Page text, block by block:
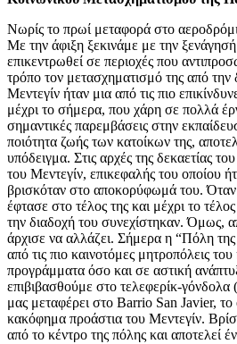
Νωρίς το πρωί μεταφορά στο
Με την άφιξη ξεκινάμε με την
επικεντρωθεί σε περιοχές που
τρόπο τον μετασχηματισμό της από την
Μεντεγίν ήταν μια από τις πιο
μέχρι το σήμερα, που χάρη σε πολλά
σημαντικές παρεμβάσεις στην
ποιότητα ζωής των κατοίκων της,
υπόδειγμα. Στις αρχές της δεκαετίας
του Μεντεγίν, επικεφαλής του οποίου
βρισκόταν στο αποκορύφωμά του.
έφτασε στο τέλος της και μέχρι το τέλος
την διαδοχή του συνεχίστηκαν. Όμως,
άρχισε να αλλάζει. Σήμερα η “Πόλη της
από τις πιο καινοτόμες μητροπόλεις
προγράμματα όσο και σε αστική
επιβιβασθούμε στο τελεφερίκ-
μας μεταφέρει στο Barrio San Javier, το
κακόφημα προάστια του Μεντεγίν.
από το κέντρο της πόλης και αποτελεί